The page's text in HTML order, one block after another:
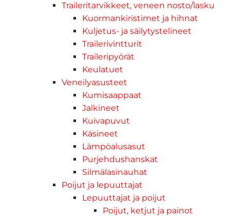
Traileritarvikkeet, veneen nosto/lasku
Kuormankiristimet ja hihnat
Kuljetus- ja säilytystelineet
Trailerivintturit
Traileripyörät
Keulatuet
Veneilyasusteet
Kumisaappaat
Jalkineet
Kuivapuvut
Käsineet
Lämpöalusasut
Purjehdushanskat
Silmälasinauhat
Poijut ja lepuuttajat
Lepuuttajat ja poijut
Poijut, ketjut ja painot